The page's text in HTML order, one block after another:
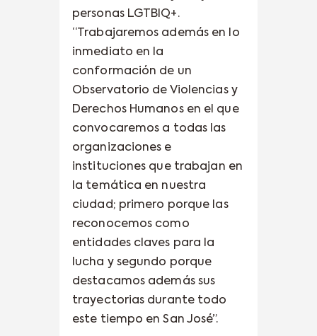
personas LGTBIQ+.
“Trabajaremos además en lo
inmediato en la
conformación de un
Observatorio de Violencias y
Derechos Humanos en el que
convocaremos a todas las
organizaciones e
instituciones que trabajan en
la temática en nuestra
ciudad; primero porque las
reconocemos como
entidades claves para la
lucha y segundo porque
destacamos además sus
trayectorias durante todo
este tiempo en San José”.